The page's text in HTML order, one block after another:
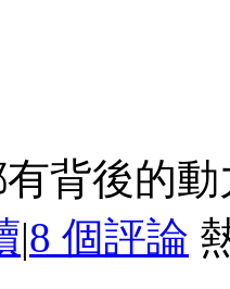
背後的動
|8 個評論